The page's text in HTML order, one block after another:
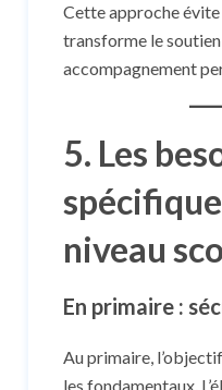
Cette approche évite
transforme le
accompagnement
5. Les
niveau
En primaire :
Au primaire,
les fondamentaux.